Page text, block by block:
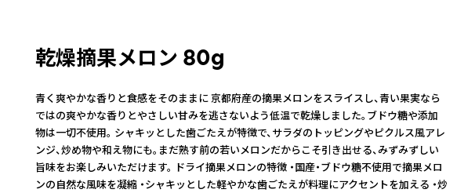
乾燥摘果メロン 80g
青く爽やかな香りと食感をそのままに 京都府産の摘果メロンをスライスし、青い果実なら
ではの爽やかな香りとやさしい甘みを逃さないよう低温で乾燥しました。ブドウ糖や添加
物は一切不使用。 シャキッとした歯ごたえが特徴で、サラダのトッピングやピクルス風アレ
ンジ、炒め物や和え物にも。まだ熟す前の若いメロンだからこそ引き出せる、みずみずしい
旨味をお楽しみいただけます。 ドライ摘果メロンの特徴 ・国産・ブドウ糖不使用で摘果メロ
ンの自然な風味を凝縮 ・シャキッとした軽やかな歯ごたえが料理にアクセントを加える ・炒